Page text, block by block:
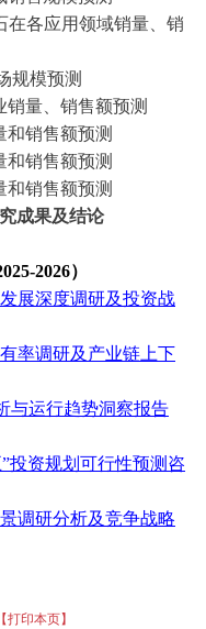
在各应用领域销量、销
规模预测
销量、销售额预测
和销售额预测
和销售额预测
和销售额预测
成果及结论
2026）
展深度调研及投资战
率调研及产业链上下
与运行趋势洞察报告
投资规划可行性预测咨
调研分析及竞争战略
【打印本页】